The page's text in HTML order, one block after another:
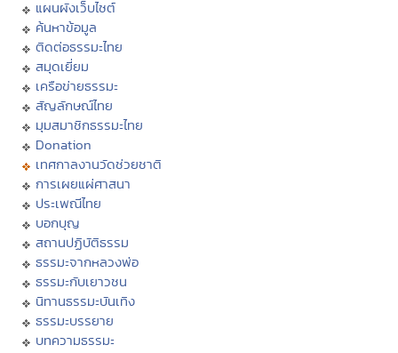
แผนผังเว็บไซต์
ค้นหาข้อมูล
ติดต่อธรรมะไทย
สมุดเยี่ยม
เครือข่ายธรรมะ
สัญลักษณ์ไทย
มุมสมาชิกธรรมะไทย
Donation
เทศกาลงานวัดช่วยชาติ
การเผยแผ่ศาสนา
ประเพณีไทย
บอกบุญ
สถานปฏิบัติธรรม
ธรรมะจากหลวงพ่อ
ธรรมะกับเยาวชน
นิทานธรรมะบันเทิง
ธรรมะบรรยาย
บทความธรรมะ